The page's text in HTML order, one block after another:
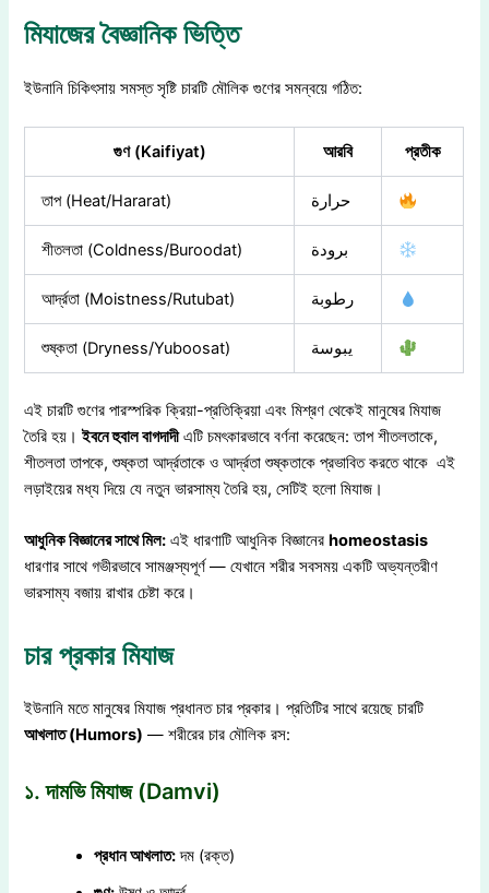
মিযাজের বৈজ্ঞানিক ভিত্তি
ইউনানি চিকিৎসায় সমস্ত সৃষ্টি চারটি মৌলিক গুণের সমন্বয়ে গঠিত:
গুণ (Kaifiyat) আরবি প্রতীক
তাপ (Heat/Hararat) حرارة
শীতলতা (Coldness/Buroodat) برودة
আর্দ্রতা (Moistness/Rutubat) رطوبة
শুষ্কতা (Dryness/Yuboosat) يبوسة
এই চারটি গুণের পারস্পরিক ক্রিয়া-প্রতিক্রিয়া এবং মিশ্রণ থেকেই মানুষের মিযাজ
তৈরি হয়।ইবনে হুবাল বাগদাদীএটি চমৎকারভাবে বর্ণনা করেছেন: তাপ শীতলতাকে,
শীতলতা তাপকে, শুষ্কতা আর্দ্রতাকে ও আর্দ্রতা শুষ্কতাকে প্রভাবিত করতে থাকে এই
লড়াইয়ের মধ্য দিয়ে যে নতুন ভারসাম্য তৈরি হয়, সেটিই হলো মিযাজ।
আধুনিক বিজ্ঞানের সাথে মিল: এই ধারণাটি আধুনিক বিজ্ঞানের homeostasis
ধারণার সাথে গভীরভাবে সামঞ্জস্যপূর্ণ — যেখানে শরীর সবসময় একটি অভ্যন্তরীণ
ভারসাম্য বজায় রাখার চেষ্টা করে।
চার প্রকার মিযাজ
ইউনানি মতে মানুষের মিযাজ প্রধানত চার প্রকার। প্রতিটির সাথে রয়েছে চারটি
আখলাত (Humors) — শরীরের চার মৌলিক রস:
১. দামভি মিযাজ (Damvi)
প্রধান আখলাত:দম (রক্ত)